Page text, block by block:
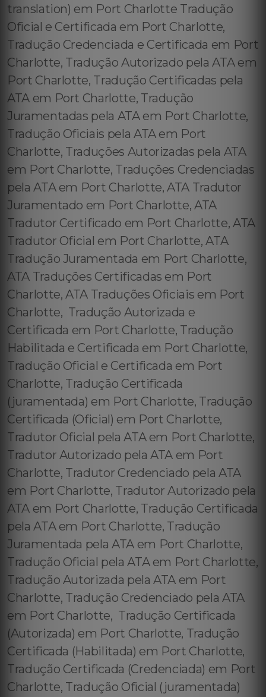
translation) em Port Charlotte Tradução
Oficial e Certificada em Port Charlotte,
Tradução Credenciada e Certificada em Port
Charlotte, Tradução Autorizado pela ATA em
Port Charlotte, Tradução Certificadas pela
ATA em Port Charlotte, Tradução
Juramentadas pela ATA em Port Charlotte,
Tradução Oficiais pela ATA em Port
Charlotte, Traduções Autorizadas pela ATA
em Port Charlotte, Traduções Credenciadas
pela ATA em Port Charlotte, ATA Tradutor
Juramentado em Port Charlotte, ATA
Tradutor Certificado em Port Charlotte, ATA
Tradutor Oficial em Port Charlotte, ATA
Tradução Juramentada em Port Charlotte,
ATA Traduções Certificadas em Port
Charlotte, ATA Traduções Oficiais em Port
Charlotte, Tradução Autorizada e
Certificada em Port Charlotte, Tradução
Habilitada e Certificada em Port Charlotte,
Tradução Oficial e Certificada em Port
Charlotte, Tradução Certificada
(juramentada) em Port Charlotte, Tradução
Certificada (Oficial) em Port Charlotte,
Tradutor Oficial pela ATA em Port Charlotte,
Tradutor Autorizado pela ATA em Port
Charlotte, Tradutor Credenciado pela ATA
em Port Charlotte, Tradutor Autorizado pela
ATA em Port Charlotte, Tradução Certificada
pela ATA em Port Charlotte, Tradução
Juramentada pela ATA em Port Charlotte,
Tradução Oficial pela ATA em Port Charlotte,
Tradução Autorizada pela ATA em Port
Charlotte, Tradução Credenciado pela ATA
em Port Charlotte, Tradução Certificada
(Autorizada) em Port Charlotte, Tradução
Certificada (Habilitada) em Port Charlotte,
Tradução Certificada (Credenciada) em Port
Charlotte, Tradução Oficial (juramentada)